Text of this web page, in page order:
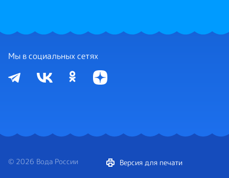
Мы в социальных сетях
© 2026 Вода России Версия для печати